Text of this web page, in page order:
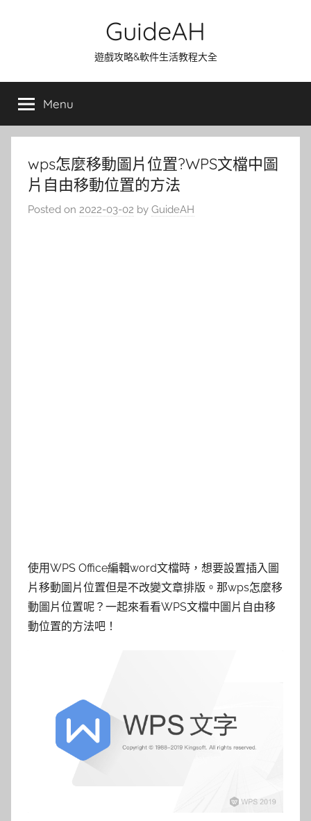
GuideAH
遊戲攻略&軟件生活教程大全
Menu
wps怎麼移動圖片位置?WPS文檔中圖
片自由移動位置的方法
Posted on 2022-03-02 by GuideAH
使用WPS Office編輯word文檔時，想要設置插入圖
片移動圖片位置但是不改變文章排版。那wps怎麼移
動圖片位置呢？一起來看看WPS文檔中圖片自由移
動位置的方法吧！